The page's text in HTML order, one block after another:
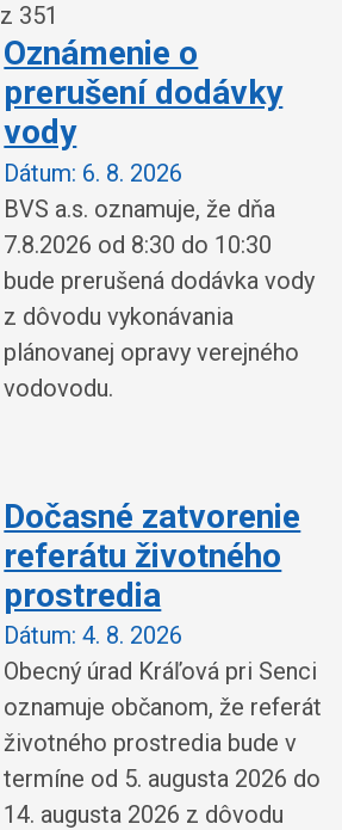
z 351
Oznámenie o
prerušení dodávky
vody
Dátum: 6. 8. 2026
BVS a.s. oznamuje, že dňa
7.8.2026 od 8:30 do 10:30
bude prerušená dodávka vody
z dôvodu vykonávania
plánovanej opravy verejného
vodovodu.
Dočasné zatvorenie
referátu životného
prostredia
Dátum: 4. 8. 2026
Obecný úrad Kráľová pri Senci
oznamuje občanom, že referát
životného prostredia bude v
termíne od 5. augusta 2026 do
14. augusta 2026 z dôvodu